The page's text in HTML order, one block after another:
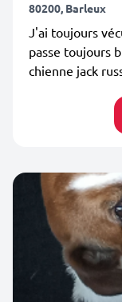
80200, Barleux
J'ai toujours
passe toujours
chienne jack